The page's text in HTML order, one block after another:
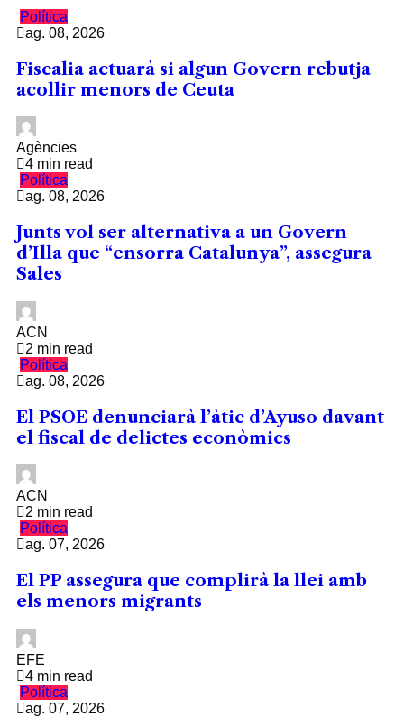
Política
ag. 08, 2026
Fiscalia actuarà si algun Govern rebutja
acollir menors de Ceuta
Agències
4 min read
Política
ag. 08, 2026
Junts vol ser alternativa a un Govern
d’Illa que “ensorra Catalunya”, assegura
Sales
ACN
2 min read
Política
ag. 08, 2026
El PSOE denunciarà l’àtic d’Ayuso davant
el fiscal de delictes econòmics
ACN
2 min read
Política
ag. 07, 2026
El PP assegura que complirà la llei amb
els menors migrants
EFE
4 min read
Política
ag. 07, 2026